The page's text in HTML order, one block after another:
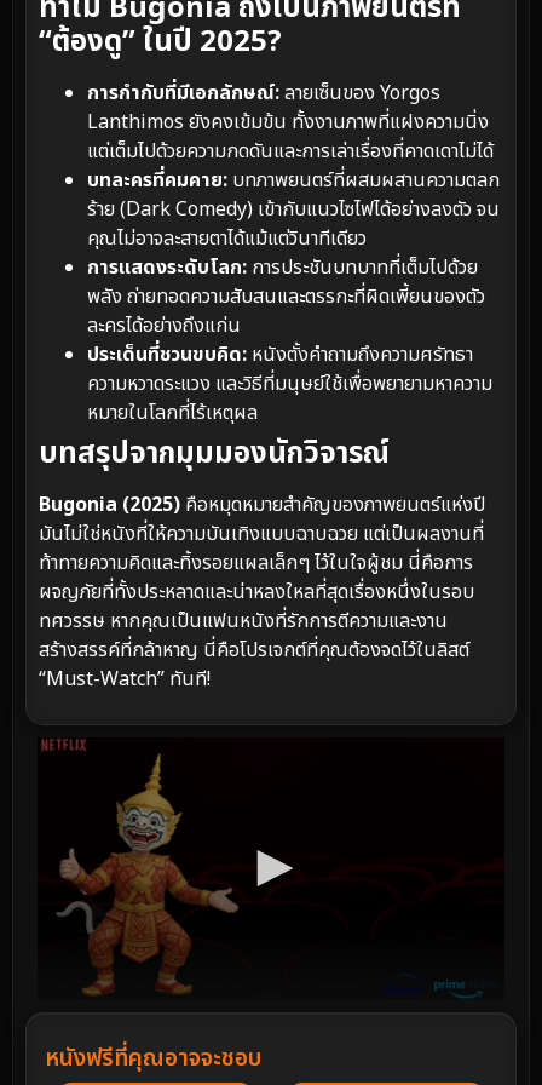
ทำไม Bugonia ถึงเป็นภาพยนตร์ที่
“ต้องดู” ในปี 2025?
การกำกับที่มีเอกลักษณ์:ลายเซ็นของ Yorgos
Lanthimos ยังคงเข้มข้น ทั้งงานภาพที่แฝงความนิ่ง
แต่เต็มไปด้วยความกดดันและการเล่าเรื่องที่คาดเดาไม่ได้
บทละครที่คมคาย: บทภาพยนตร์ที่ผสมผสานความตลก
ร้าย (Dark Comedy) เข้ากับแนวไซไฟได้อย่างลงตัว จน
คุณไม่อาจละสายตาได้แม้แต่วินาทีเดียว
การแสดงระดับโลก: การประชันบทบาทที่เต็มไปด้วย
พลัง ถ่ายทอดความสับสนและตรรกะที่ผิดเพี้ยนของตัว
ละครได้อย่างถึงแก่น
ประเด็นที่ชวนขบคิด: หนังตั้งคำถามถึงความศรัทธา
ความหวาดระแวง และวิธีที่มนุษย์ใช้เพื่อพยายามหาความ
หมายในโลกที่ไร้เหตุผล
บทสรุปจากมุมมองนักวิจารณ์
Bugonia (2025) คือหมุดหมายสำคัญของภาพยนตร์แห่งปี
มันไม่ใช่หนังที่ให้ความบันเทิงแบบฉาบฉวย แต่เป็นผลงานที่
ท้าทายความคิดและทิ้งรอยแผลเล็กๆ ไว้ในใจผู้ชม นี่คือการ
ผจญภัยที่ทั้งประหลาดและน่าหลงใหลที่สุดเรื่องหนึ่งในรอบ
ทศวรรษ หากคุณเป็นแฟนหนังที่รักการตีความและงาน
สร้างสรรค์ที่กล้าหาญ นี่คือโปรเจกต์ที่คุณต้องจดไว้ในลิสต์
“Must-Watch” ทันที!
หนังฟรีที่คุณอาจจะชอบ